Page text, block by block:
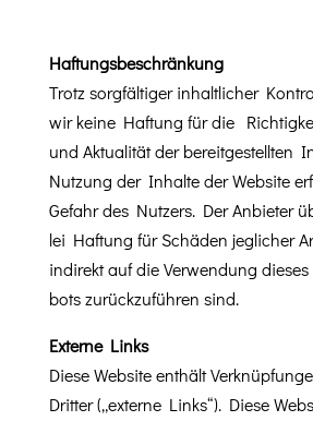
Haf­tungs­beschränkung
Trotz sorgfältiger inhaltlich­er
wir keine Haf­tung für die
und Aktu­al­ität der bere­it­gestell­ten
Nutzung der Inhalte der Web­site
Gefahr des Nutzers. Der Anbi­eter
lei Haf­tung für Schä­den jeglich­er
indi­rekt auf die Ver­wen­dung
bots zurück­zuführen sind.
Externe Links
Diese Web­site enthält
Drit­ter („externe Links“). Diese